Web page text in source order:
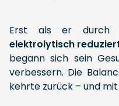
Erst als er durch
elektrolytisch
begann sich sein
verbessern. Die
kehrte zurück – und